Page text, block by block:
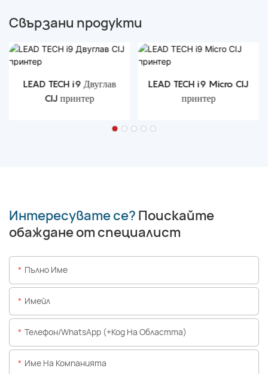
Свързани продукти
LEAD TECH i9 Двуглав
CIJ принтер
LEAD TECH i9 Micro CIJ
принтер
Интересувате се? Поискайте
обаждане от специалист
Пълно Име
Имейл
Телефон/WhatsApp (+Код На Областта)
Име На Компанията